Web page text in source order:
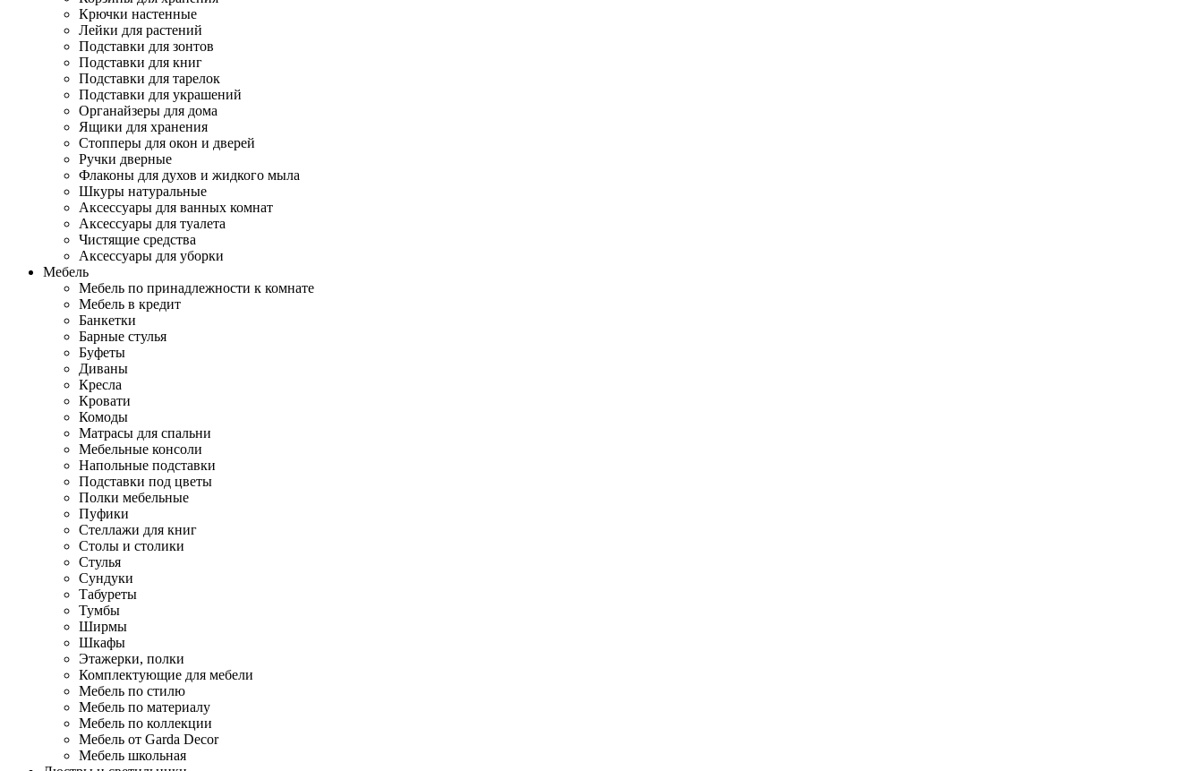
Крючки настенные
Лейки для растений
Подставки для зонтов
Подставки для книг
Подставки для тарелок
Подставки для украшений
Органайзеры для дома
Ящики для хранения
Стопперы для окон и дверей
Ручки дверные
Флаконы для духов и жидкого мыла
Шкуры натуральные
Аксессуары для ванных комнат
Аксессуары для туалета
Чистящие средства
Аксессуары для уборки
Мебель
Мебель по принадлежности к комнате
Мебель в кредит
Банкетки
Барные стулья
Буфеты
Диваны
Кресла
Кровати
Комоды
Матрасы для спальни
Мебельные консоли
Напольные подставки
Подставки под цветы
Полки мебельные
Пуфики
Стеллажи для книг
Столы и столики
Стулья
Сундуки
Табуреты
Тумбы
Ширмы
Шкафы
Этажерки, полки
Комплектующие для мебели
Мебель по стилю
Мебель по материалу
Мебель по коллекции
Мебель от Garda Decor
Мебель школьная